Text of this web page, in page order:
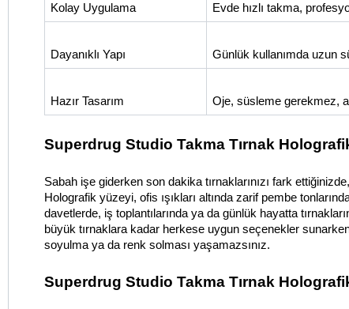
Kolay Uygulama Evde hızlı takma,
Dayanıklı Yapı Günlük kullanımda uzun
Hazır Tasarım Oje, süsleme gerekmez,
Superdrug Studio Takma Tırnak
Sabah işe giderken son dakika tırnaklarınızı fark
Holografik yüzeyi, ofis ışıkları altında zarif pembe
davetlerde, iş toplantılarında ya da günlük hayatta
büyük tırnaklara kadar herkese uygun seçenekler
soyulma ya da renk solması yaşamazsınız.
Superdrug Studio Takma Tırnak